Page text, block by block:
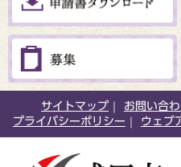
サイトマップ お問い合
プライバシーポリシー
ウェブ